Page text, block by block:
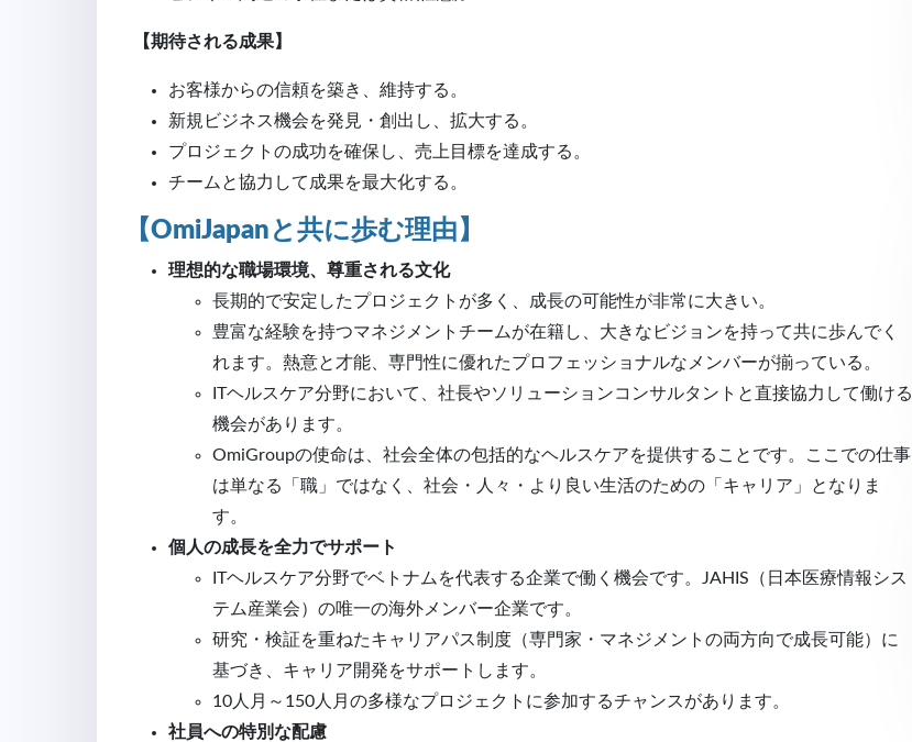
【期待される成果】
お客様からの信頼を築き、維持する 。
新規ビジネス機会を発見・創出し、拡大する 。
プロジェクトの成功を確保し、売上目標を達成する 。
チームと協力して成果を最大化する 。
【OmiJapanと共に歩む理由】
理想的な職場環境、尊重される文化
長期的で安定したプロジェクトが多く、成長の可能性が非常に大きい。
豊富な経験を持つマネジメントチームが在籍し、大きなビジョンを持って共に歩んでく
れます。熱意と才能、専門性に優れたプロフェッショナルなメンバーが揃っている。
ITヘルスケア分野において、社長やソリューションコンサルタントと直接協力して働ける
機会があります。
OmiGroupの使命は、社会全体の包括的なヘルスケアを提供することです。ここでの仕事
は単なる「職」ではなく、社会・人々・より良い生活のための「キャリア」となりま
す。
個人の成長を全力でサポート
ITヘルスケア分野でベトナムを代表する企業で働く機会です。JAHIS（日本医療情報シス
テム産業会）の唯一の海外メンバー企業です。
研究・検証を重ねたキャリアパス制度（専門家・マネジメントの両方向で成長可能）に
基づき、キャリア開発をサポートします。
10人月～150人月の多様なプロジェクトに参加するチャンスがあります。
社員への特別な配慮